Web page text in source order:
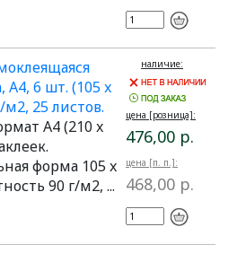
A4, 6 шт. (105 x
25 листов.
A4 (210 x
форма 105 x
90 г/м2, ...
наличие:
цена [розница]:
476,00 р.
цена [п. п.]:
468,00 р.